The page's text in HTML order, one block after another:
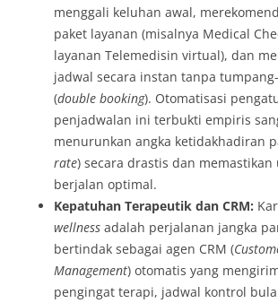
menggali keluhan awal,
paket layanan (misalnya Medical
layanan Telemedisin virtual), dan
jadwal secara instan tanpa
(double booking). Otomatisasi
penjadwalan ini terbukti empiris
menurunkan angka ketidakhadiran
rate) secara drastis dan
berjalan optimal.
Kepatuhan Terapeutik dan CRM:
wellness adalah perjalanan jangka
bertindak sebagai agen CRM (
Management) otomatis yang
pengingat terapi, jadwal kontrol